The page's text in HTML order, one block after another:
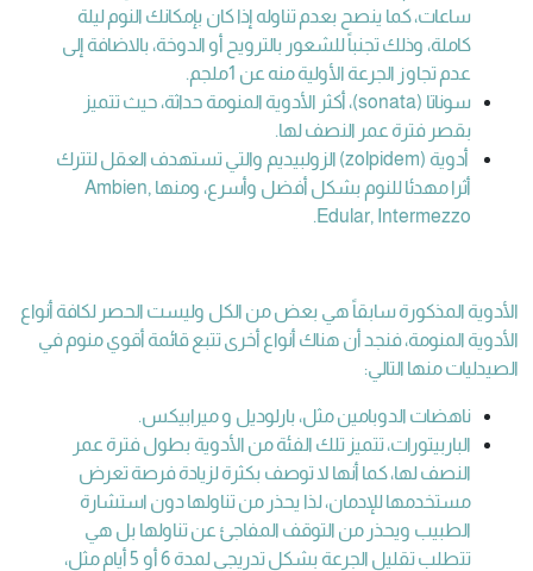
ساعات، كما ينصح بعدم تناوله إذا كان بإمكانك النوم ليلة
كاملة، وذلك تجنباً للشعور بالترويح أو الدوخة، بالاضافة إلى
عدم تجاوز الجرعة الأولية منه عن 1ملجم.
سوناتا (sonata)، أكثر الأدوية المنومة حداثة، حيث تتميز
بقصر فترة عمر النصف لها.
أدوية (zolpidem) الزولبيديم والتي تستهدف العقل لتترك
أثرا مهدئا للنوم بشكل أفضل وأسرع، ومنها Ambien,
Edular, Intermezzo.
الأدوية المذكورة سابقاً هي بعض من الكل وليست الحصر لكافة أنواع
الأدوية المنومة، فنجد أن هناك أنواع أخرى تتبع قائمة أقوي منوم في
الصيدليات منها التالي:
ناهضات الدوبامين مثل، بارلوديل و ميرابيكس.
الباربيتورات، تتميز تلك الفئة من الأدوية بطول فترة عمر
النصف لها، كما أنها لا توصف بكثرة لزيادة فرصة تعرض
مستخدمها للإدمان، لذا يحذر من تناولها دون استشارة
الطبيب ويحذر من التوقف المفاجئ عن تناولها بل هي
تتطلب تقليل الجرعة بشكل تدريجي لمدة 6 أو 5 أيام مثل،